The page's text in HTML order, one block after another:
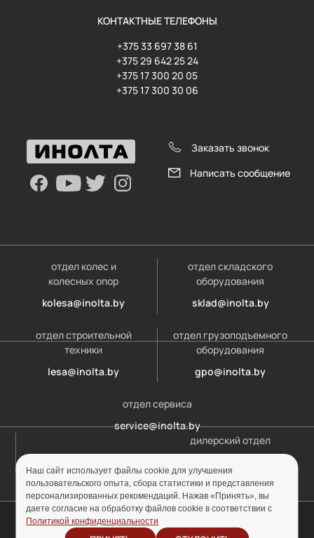
КОНТАКТНЫЕ ТЕЛЕФОНЫ
+375 33 697 38 61
+375 29 642 25 24
+375 17 300 20 05
+375 17 300 30 06
Заказать звонок
Написать сообщение
отдел колес и
колесных опор
kolesa@inolta.by
отдел складского
оборудования
sklad@inolta.by
отдел строительной
техники
lesa@inolta.by
отдел грузоподъемного
оборудования
gpo@inolta.by
отдел сервиса
service@inolta.by
дилерский отдел
© ООО «Инолта» 2010-2026 г. УНП 691302759
Наш сайт использует файлы cookie для улучшения
пользовательского опыта, сбора статистики и представления
персонализированных рекомендаций. Нажав «Принять», вы
даете согласие на обработку файлов cookie в соответствии с
Политикой конфиденциальности